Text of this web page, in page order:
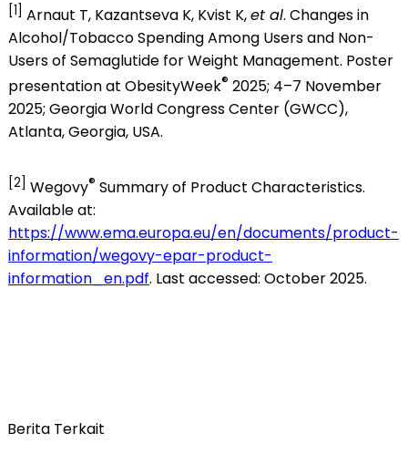
[1] Arnaut T, Kazantseva K, Kvist K,et al. Changes in
Alcohol/Tobacco Spending Among Users and Non-
Users of Semaglutide for Weight Management. Poster
presentation at ObesityWeek® 2025; 4–7 November
2025; Georgia World Congress Center (GWCC),
Atlanta, Georgia, USA.
[2] Wegovy® Summary of Product Characteristics.
Available at:
https://www.ema.europa.eu/en/documents/product-
information/wegovy-epar-product-
information_en.pdf. Last accessed: October 2025.
Berita Terkait